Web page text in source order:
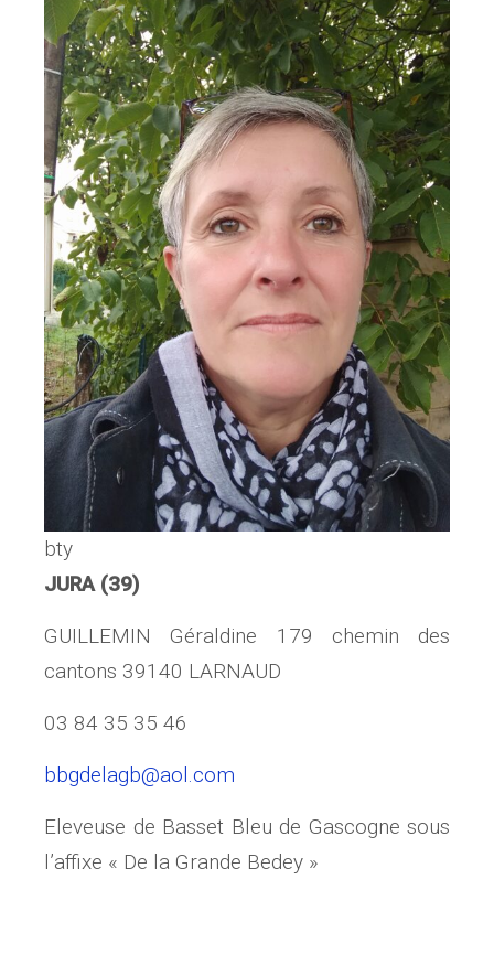
bty
JURA (39)
GUILLEMIN Géraldine 179 chemin des
cantons 39140 LARNAUD
03 84 35 35 46
bbgdelagb@aol.com
Eleveuse de Basset Bleu de Gascogne sous
l’affixe « De la Grande Bedey »